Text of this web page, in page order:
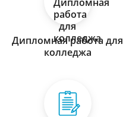
Дипломная работа для
колледжа